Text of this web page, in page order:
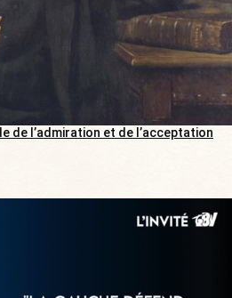
de l’admiration et de l’acceptation